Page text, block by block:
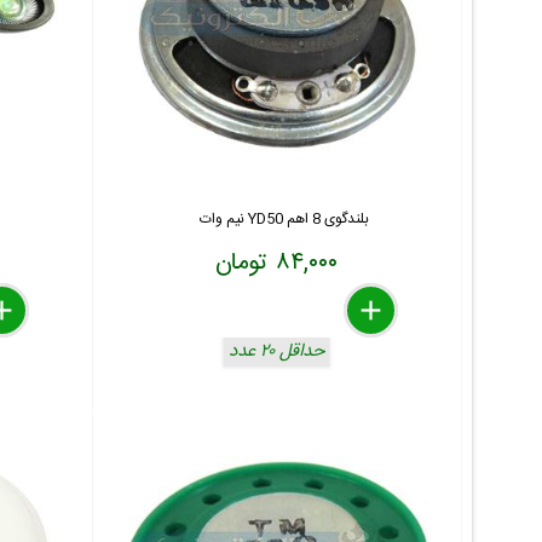
بلندگوی 8 اهم YD50 نیم وات
۸۴,۰۰۰ تومان
delete
remove
add
حداقل ۲۰ عدد